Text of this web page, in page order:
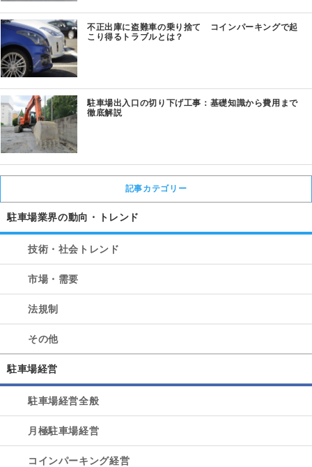
不正出庫に盗難車の乗り捨て コインパーキングで起
こり得るトラブルとは？
駐車場出入口の切り下げ工事：基礎知識から費用まで
徹底解説
記事カテゴリー
駐車場業界の動向・トレンド
技術・社会トレンド
市場・需要
法規制
その他
駐車場経営
駐車場経営全般
月極駐車場経営
コインパーキング経営